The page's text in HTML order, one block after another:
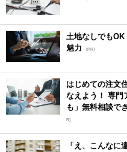
土地なしでも
魅力
[PR]
はじめての注文
なえよう！ 専門
も」無料相談で
R]
「え、こんなに